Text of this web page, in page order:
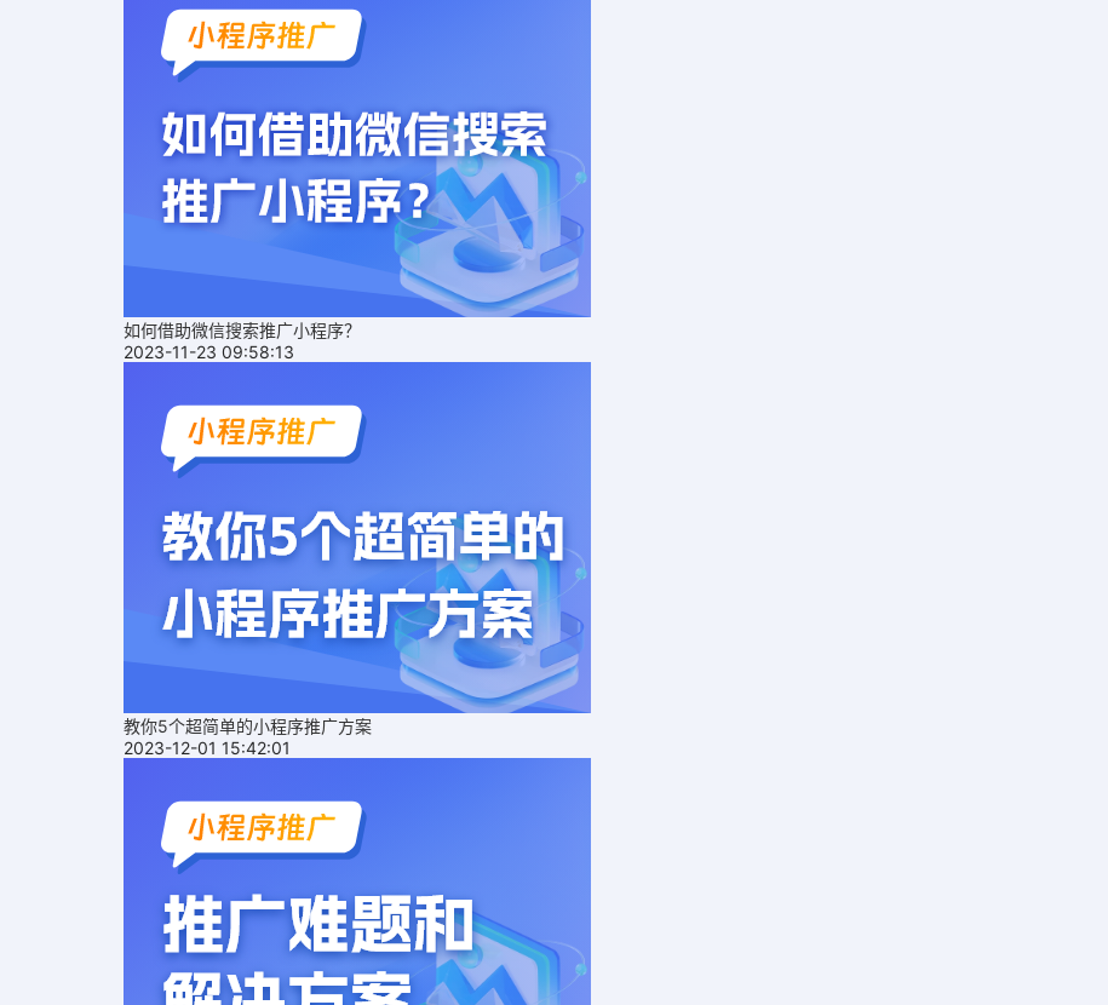
如何借助微信搜索推广小程序？
2023-11-23 09:58:13
教你5个超简单的小程序推广方案
2023-12-01 15:42:01